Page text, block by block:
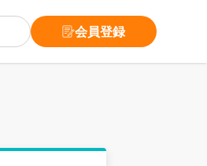
会員登録